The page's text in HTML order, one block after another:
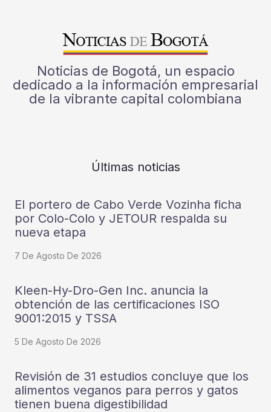
Noticias de Bogotá, un espacio
dedicado a la información empresarial
de la vibrante capital colombiana
Últimas noticias
El portero de Cabo Verde Vozinha ficha
por Colo-Colo y JETOUR respalda su
nueva etapa
7 De Agosto De 2026
Kleen-Hy-Dro-Gen Inc. anuncia la
obtención de las certificaciones ISO
9001:2015 y TSSA
5 De Agosto De 2026
Revisión de 31 estudios concluye que los
alimentos veganos para perros y gatos
tienen buena digestibilidad